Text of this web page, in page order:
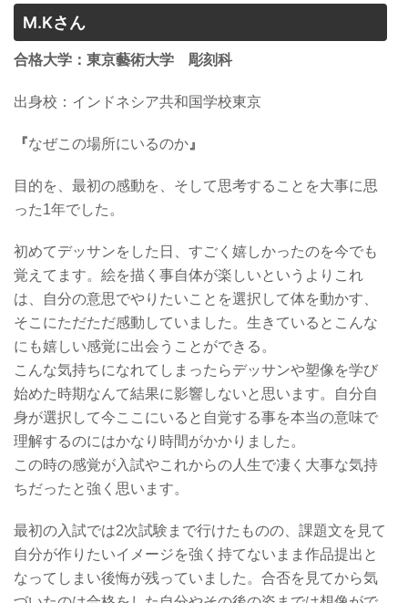
M.Kさん
合格大学：東京藝術大学 彫刻科
出身校：インドネシア共和国学校東京
『なぜこの場所にいるのか 』
目的を、最初の感動を、そして思考することを大事に思
った1年でした。
初めてデッサンをした日、すごく嬉しかったのを今でも
覚えてます。絵を描く事自体が楽しいというよりこれ
は、自分の意思でやりたいことを選択して体を動かす、
そこにただただ感動していました。生きているとこんな
にも嬉しい感覚に出会うことができる。
こんな気持ちになれてしまったらデッサンや塑像を学び
始めた時期なんて結果に影響しないと思います。自分自
身が選択して今ここにいると自覚する事を本当の意味で
理解するのにはかなり時間がかかりました。
この時の感覚が入試やこれからの人生で凄く大事な気持
ちだったと強く思います。
最初の入試では2次試験まで行けたものの、課題文を見て
自分が作りたいイメージを強く持てないまま作品提出と
なってしまい後悔が残っていました。合否を見てから気